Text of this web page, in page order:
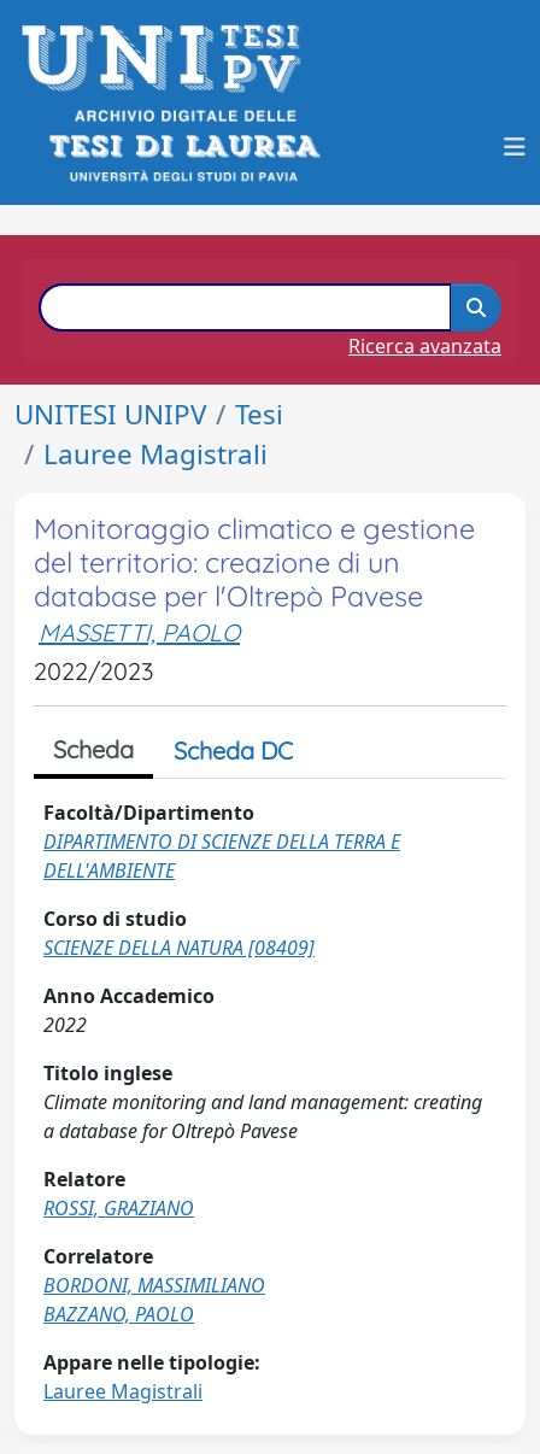
Ricerca avanzata
UNITESI UNIPV
Tesi
Lauree Magistrali
Monitoraggio climatico e gestione
del territorio: creazione di un
database per l'Oltrepò Pavese
MASSETTI, PAOLO
2022/2023
Scheda Scheda DC
Facoltà/Dipartimento
DIPARTIMENTO DI SCIENZE DELLA TERRA E
DELL'AMBIENTE
Corso di studio
SCIENZE DELLA NATURA [08409]
Anno Accademico
2022
Titolo inglese
Climate monitoring and land management: creating
a database for Oltrepò Pavese
Relatore
ROSSI, GRAZIANO
Correlatore
BORDONI, MASSIMILIANO
BAZZANO, PAOLO
Appare nelle tipologie:
Lauree Magistrali